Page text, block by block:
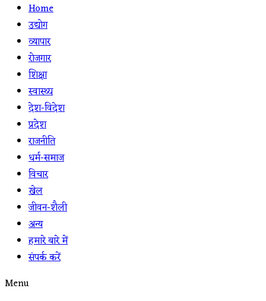
Home
उद्योग
व्यापार
रोजगार
शिक्षा
स्वास्थ्य
देश-विदेश
प्रदेश
राजनीति
धर्म-समाज
विचार
खेल
जीवन-शैली
अन्य
हमारे बारे में
संपर्क करें
Menu